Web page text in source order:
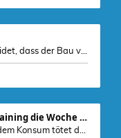
US Berufungsgericht entscheidet, dass der Bau von
Re: Sub 3:20h mit 3-4 mal Training die Woche machb
Ich vermute zumindest nach dem Konsum tötet der A